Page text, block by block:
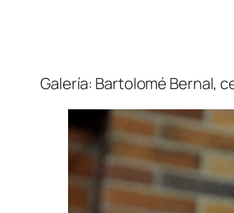
Galería: Bartolomé Bernal,